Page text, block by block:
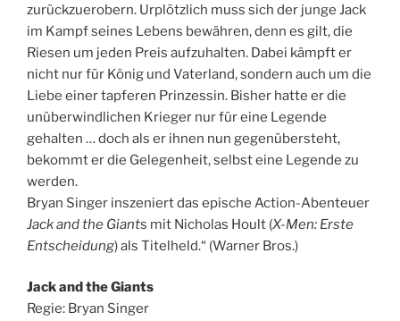
zurückzuerobern. Urplötzlich muss sich der junge Jack
im Kampf seines Lebens bewähren, denn es gilt, die
Riesen um jeden Preis aufzuhalten. Dabei kämpft er
nicht nur für König und Vaterland, sondern auch um die
Liebe einer tapferen Prinzessin. Bisher hatte er die
unüberwindlichen Krieger nur für eine Legende
gehalten … doch als er ihnen nun gegenübersteht,
bekommt er die Gelegenheit, selbst eine Legende zu
werden.
Bryan Singer inszeniert das epische Action-Abenteuer
Jack and the Giants mit Nicholas Hoult (X-Men: Erste
Entscheidung) als Titelheld.“ (Warner Bros.)
Jack and the Giants
Regie: Bryan Singer